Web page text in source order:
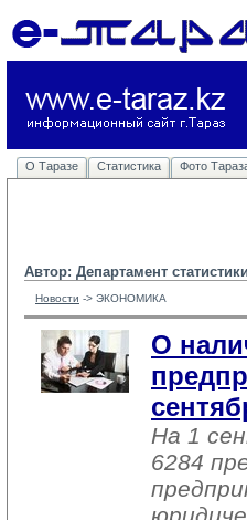
О Таразе Статистика Фото
Автор: Департамент
Новости -> ЭКОНОМИКА
О
На 1
6284